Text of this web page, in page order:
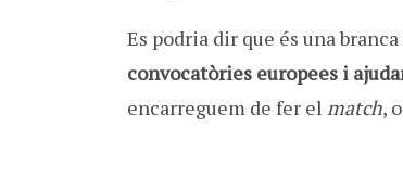
Es podria dir que és una
convocatòries europees i
encarreguem de fer el match,